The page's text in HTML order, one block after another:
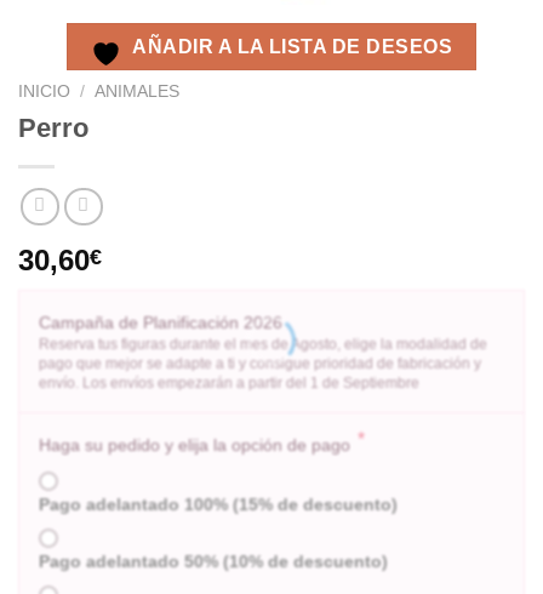
AÑADIR A LA LISTA DE DESEOS
INICIO / ANIMALES
Perro
30,60€
Campaña de Planificación 2026
Reserva tus figuras durante el mes de Agosto, elige la modalidad de
pago que mejor se adapte a ti y consigue prioridad de fabricación y
envío. Los envíos empezarán a partir del 1 de Septiembre
Haga su pedido y elija la opción de pago *
Pago adelantado 100% (15% de descuento)
Pago adelantado 50% (10% de descuento)